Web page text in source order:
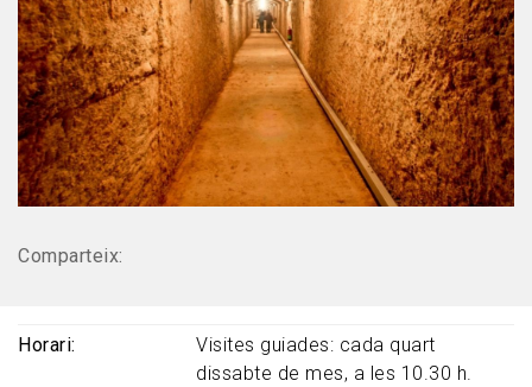
Comparteix:
Horari Visites guiades: cada quart
dissabte de mes, a les 10.30 h.